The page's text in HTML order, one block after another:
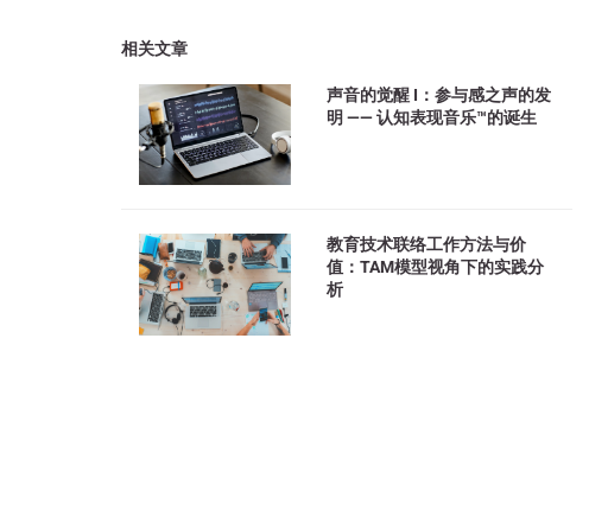
相关文章
声音的觉醒 I：参与感之声的发
明 —— 认知表现音乐™的诞生
教育技术联络工作方法与价
值：TAM模型视角下的实践分
析